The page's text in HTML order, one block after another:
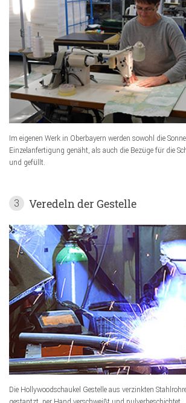
Im eigenen Werk in Oberbayern werden sowohl die
Einzelanfertigung genäht, als auch die Bezüge für die
und gefüllt.
3 Veredeln der Gestelle
Die Hollywoodschaukel Gestelle aus verzinkten